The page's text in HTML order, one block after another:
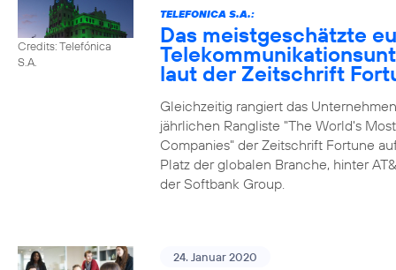
Credits: Telefónica
S.A.
TELEFONICA S.A.:
Das meistgeschätzte
laut der Zeitschrift
Gleichzeitig rangiert das
jährlichen Rangliste "The World's
Companies" der Zeitschrift Fortune
Platz der globalen Branche, hinter
der Softbank Group.
24. Januar 2020